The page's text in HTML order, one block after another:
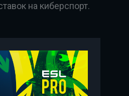
на киберспорт.